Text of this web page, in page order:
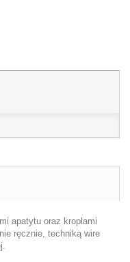
apatytu oraz kroplami
ręcznie, techniką wire